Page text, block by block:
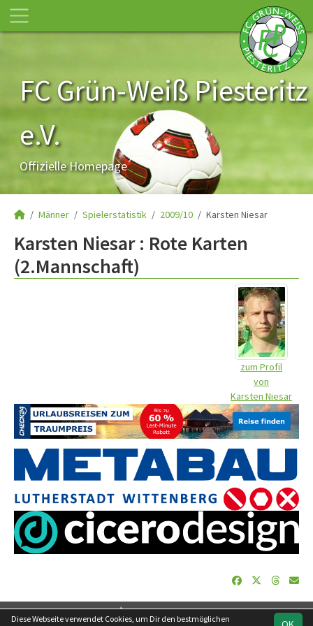
FC Grün-Weiß Piesteritz
e.V.
Offizielle Homepage
Männer Spielerstatistik 2009/10 Karsten Niesar
Karsten Niesar : Rote Karten
(2.Mannschaft)
zum Profil
von
Karsten Niesar
soccero.de
Diese Webseite verwendet Cookies, um Dir den bestmöglichen